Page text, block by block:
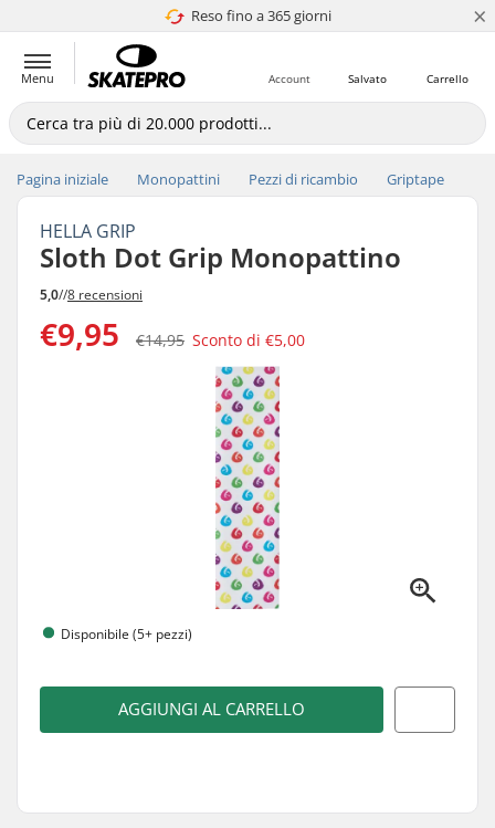
Reso fino a 365 giorni
4.8 di 5 ×
Menu Carrello
Salvato
Account
Pagina iniziale Monopattini Pezzi di ricambio Griptape
HELLA GRIP
Sloth Dot Grip Monopattino
5,0//8 recensioni
€9,95 €14,95 Sconto di €5,00
Disponibile (5+ pezzi)
AGGIUNGI AL CARRELLO